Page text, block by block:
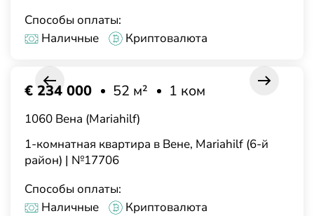
Способы оплаты:
Наличные
Криптовалюта
1-комнатная квартира в Вене, Mariahilf (6-й
район) | №17706
€ 234 000 52 м² 1 ком
1060 Вена (Mariahilf)
Способы оплаты:
Наличные
Криптовалюта